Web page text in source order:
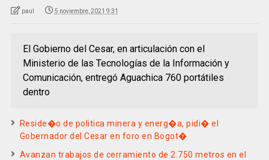
paul 5 noviembre, 2021 9:31
El Gobierno del Cesar, en articulación con el
Ministerio de las Tecnologías de la Información y
Comunicación, entregó Aguachica 760 portátiles
dentro
Reside�o de politica minera y energ�a, pidi� el
Gobernador del Cesar en foro en Bogot�
Avanzan trabajos de cerramiento de 2.750 metros en el